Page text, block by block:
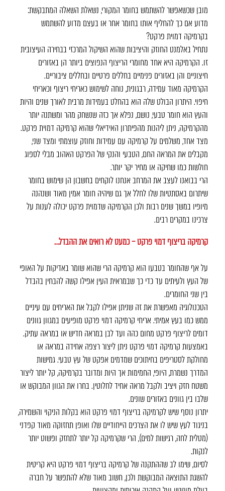
מובן שכשאפשר להשתמש בחומר המקורי, נשאלת השאלה המתבקשת:
מדוע אם כך להחליף אותו בחומר אחר או בעצם מדוע להשתמש
בקרמיקה דמוית פרקט?
נתחיל באלמנט החוזק והיציבות שהוא השיקול המרכזי בבחירה העיצובית
זו. הקרמיקה היא אחד מחומרי הריצוף הנפוצים ביותר הן באזורים
חיצוניים והן באזורים פנימיים בחללים פרטיים ובחללים ציבוריים.
הקרמיקה מאוד עמידה, רבגונית, נוחה לשימוש כאריחי ריצוף וכאריחי
חיפוי. היתרון הבולט שלה הוא בהחלט בעמידות מרבית לאורך שנים והיות
והעץ הוא חומר טבעי, נושם, נפלא אך כזה שנשחק מהר ומשתנה יותר
מהקרמיקה, ניתן ליהנות מהפיתרון האידיאלי שהוא קרמיקה דמוית פרקט.
מצד אחד, משלמים על קרמיקה עם עמידות וחוזק עוצמתי ומצד שני,
מקבלים את המראה החם, הטבעי והנקי של הפרקט האהוב מבלי לספוג
חולשות כמו שחיקה או מחיר יקר יותר.
הרי בבואנו לעצב את המרחב אנחנו לוקחים בחשבון הן שימוש בחומר
שיתרום באסתטיות שלו לחלל אך גם שיהיה חומר אמין מאוד ושנהנה
מיופיו במשך שנים רבות ולכן הקרמיקה שדמוית פרקט יכולה לענות על
צרכינו במקרים רבים.
קרמיקה בריצוף דמוי פרקט – כמעט לא רואים את ההבדל…
על אף שהחומר בטבעו הוא קרמיקה הרי שהוא שומר באדיקות על האופי
של העץ ולעיתים עד כדי כך שבמראית העין אפילו קשה להבחין בהבדל
בין שני החומרים.
הטכנולוגיה מאפשרת את זה שניתן אפילו לקבל את האריחים עם עיניים
ממש כמו בעץ אמיתי. אריחי קרמיקה דמוי פרקט מופיעים במגוון גוונים
דומים לריצוף פרקט מחום כהה ועד לבן במראה חדיש או במראה עתיק.
באמצעות קרמיקה דמוי פרקט ניתן ליצור רצפה אחידה במראה או
מחולקת לסטריפים בחיתוכים שמדמים אפקט של עץ טבעי. גמישות
המדרך נשמרת, היופי, החמימות אך היות ומדובר בקרמיקה, קל יותר ליצור
משטח חזק ויציב ולקבל מראה אחיד לחלוטין. בחרו את הגוון המבוקש או
שלבו בין גוונים באזורים שונים.
יתרון נוסף שיש לקרמיקה בריצוף דמוי פרקט הוא בקלות הניקוי והשמירה,
בניגוד לעץ שיש לו את הצרכים הייחודיים שלו ואופן תחזוקה מאוד קפדני
(מטלית לחה, רגישות למים), הרי שקרמיקה קל יותר לתחזק ופשוט יותר
לנקות.
לסיום, שימו לב שההתקנה של קרמיקה בריצוף דמוי פרקט היא קריטית
להשגת התוצאה המבוקשת ולכן, חשוב מאוד שלא להתפשר על חברה